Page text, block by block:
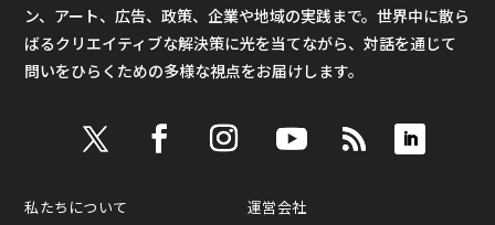
ン、アート、広告、政策、企業や地域の実践まで。世界中に散ら
ばるクリエイティブな解決策に光を当てながら、対話を通じて
問いをひらくための多様な視点をお届けします。
私たちについて 運営会社